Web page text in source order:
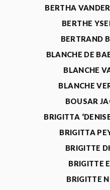
BERTHA
BERTHE
BERTRAND
BLANCHE DE
BLANCHE
BLANCHE
BOUSAR
BRIGITTA
BRIGITTA
BRIGITTE
BRIGITTE
BRIGITTE